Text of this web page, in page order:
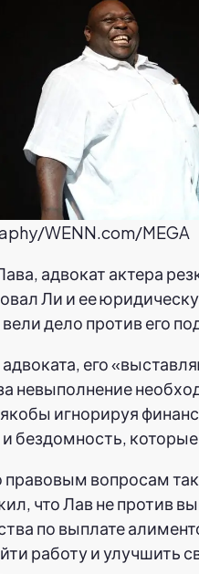
WENN.com/MEGA
адвокат актера
Ли и ее
вели дело против его
его
невыполнение
игнорируя
бездомность,
правовым вопросам
что Лав не против
по выплате
работу и улучшить